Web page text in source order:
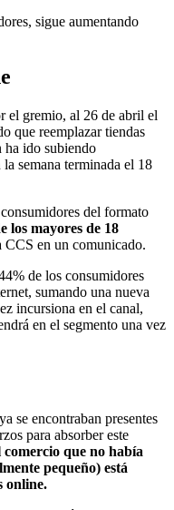
sigue aumentando
el gremio, al 26 de abril el
que reemplazar tiendas
ha ido subiendo
semana terminada el 18
del formato
los mayores de 18
CCS en un comunicado.
de los consumidores
sumando una nueva
incursiona en el canal,
en el segmento una vez
se encontraban presentes
para absorber este
comercio que no había
pequeño) está
online.